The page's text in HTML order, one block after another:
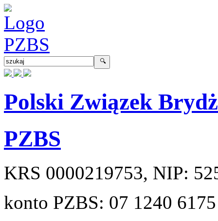
Polski Związek
PZBS
KRS 0000219753, NIP:
konto PZBS: 07 1240